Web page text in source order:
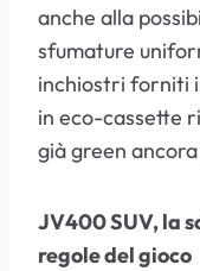
anche alla
sfumature
inchiostri forniti
in eco-cassette
già green
JV400 SUV, la
regole del gioco